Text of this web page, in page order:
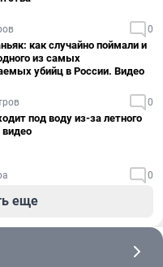
0
как случайно поймали и
из самых
убийц в России. Видео
0
под воду из-за летного
0
еще